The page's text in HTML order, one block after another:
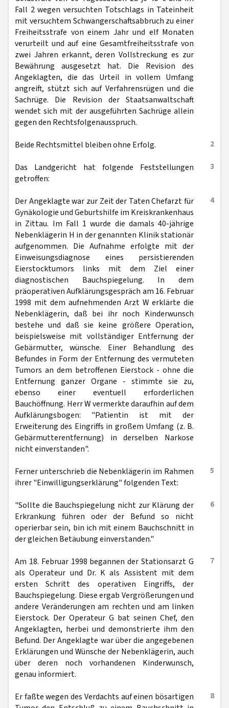
Fall 2 wegen versuchten Totschlags in Tateinheit
mit versuchtem Schwangerschaftsabbruch zu einer
Freiheitsstrafe von einem Jahr und elf Monaten
verurteilt und auf eine Gesamtfreiheitsstrafe von
zwei Jahren erkannt, deren Vollstreckung es zur
Bewährung ausgesetzt hat. Die Revision des
Angeklagten, die das Urteil in vollem Umfang
angreift, stützt sich auf Verfahrensrügen und die
Sachrüge. Die Revision der Staatsanwaltschaft
wendet sich mit der ausgeführten Sachrüge allein
gegen den Rechtsfolgenausspruch.
2
Beide Rechtsmittel bleiben ohne Erfolg.
3
Das Landgericht hat folgende Feststellungen
getroffen:
4
Der Angeklagte war zur Zeit der Taten Chefarzt für
Gynäkologie und Geburtshilfe im Kreiskrankenhaus
in Zittau. Im Fall 1 wurde die damals 40-jährige
Nebenklägerin H in der genannten Klinik stationär
aufgenommen. Die Aufnahme erfolgte mit der
Einweisungsdiagnose eines persistierenden
Eierstocktumors links mit dem Ziel einer
diagnostischen Bauchspiegelung. In dem
präoperativen Aufklärungsgespräch am 16. Februar
1998 mit dem aufnehmenden Arzt W erklärte die
Nebenklägerin, daß bei ihr noch Kinderwunsch
bestehe und daß sie keine größere Operation,
beispielsweise mit vollständiger Entfernung der
Gebärmutter, wünsche. Einer Behandlung des
Befundes in Form der Entfernung des vermuteten
Tumors an dem betroffenen Eierstock - ohne die
Entfernung ganzer Organe - stimmte sie zu,
ebenso einer eventuell erforderlichen
Bauchöffnung. Herr W vermerkte daraufhin auf dem
Aufklärungsbogen: "Patientin ist mit der
Erweiterung des Eingriffs in großem Umfang (z. B.
Gebärmutterentfernung) in derselben Narkose
nicht einverstanden".
5
Ferner unterschrieb die Nebenklägerin im Rahmen
ihrer "Einwilligungserklärung" folgenden Text:
6
"Sollte die Bauchspiegelung nicht zur Klärung der
Erkrankung führen oder der Befund so nicht
operierbar sein, bin ich mit einem Bauchschnitt in
der gleichen Betäubung einverstanden."
7
Am 18. Februar 1998 begannen der Stationsarzt G
als Operateur und Dr. K als Assistent mit dem
ersten Schritt des operativen Eingriffs, der
Bauchspiegelung. Diese ergab Vergrößerungen und
andere Veränderungen am rechten und am linken
Eierstock. Der Operateur G bat seinen Chef, den
Angeklagten, herbei und demonstrierte ihm den
Befund. Der Angeklagte war über die angegebenen
Erklärungen und Wünsche der Nebenklägerin, auch
über deren noch vorhandenen Kinderwunsch,
genau informiert.
8
Er faßte wegen des Verdachts auf einen bösartigen